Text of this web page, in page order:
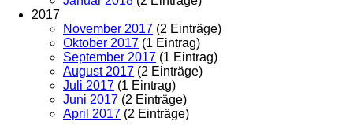
2017
November 2017 (2 Einträge)
Oktober 2017 (1 Eintrag)
September 2017 (1 Eintrag)
August 2017 (2 Einträge)
Juli 2017 (1 Eintrag)
Juni 2017 (2 Einträge)
April 2017 (2 Einträge)